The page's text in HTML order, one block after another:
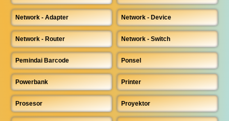
Network - Adapter Network - Device
Network - Router Network - Switch
Pemindai Barcode Ponsel
Powerbank Printer
Prosesor Proyektor